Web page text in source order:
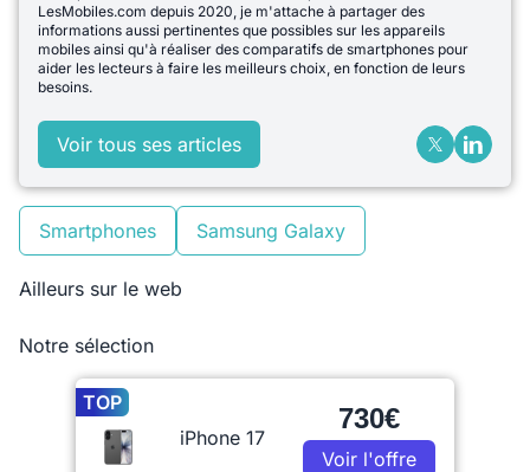
LesMobiles.com depuis 2020, je m'attache à partager des
informations aussi pertinentes que possibles sur les appareils
mobiles ainsi qu'à réaliser des comparatifs de smartphones pour
aider les lecteurs à faire les meilleurs choix, en fonction de leurs
besoins.
Voir tous ses articles
Smartphones Samsung Galaxy
Ailleurs sur le web
Notre sélection
TOP
iPhone 17
730€
Voir l'offre